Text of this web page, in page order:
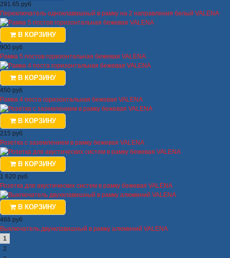
291.65 руб
Переключатель одноклавишный в рамку на 2 направления белый VALENA
В КОРЗИНУ
900 руб
Рамка 5 постов горизонтальная бежевая VALENA
В КОРЗИНУ
450 руб
Рамка 4 поста горизонтальная бежевая VALENA
В КОРЗИНУ
215 руб
Розетка с заземлением в рамку бежевая VALENA
В КОРЗИНУ
1 620 руб
Розетка для акустических систем в рамку бежевая VALENA
В КОРЗИНУ
468 руб
Выключатель двухклавишный в рамку алюминий VALENA
1
2